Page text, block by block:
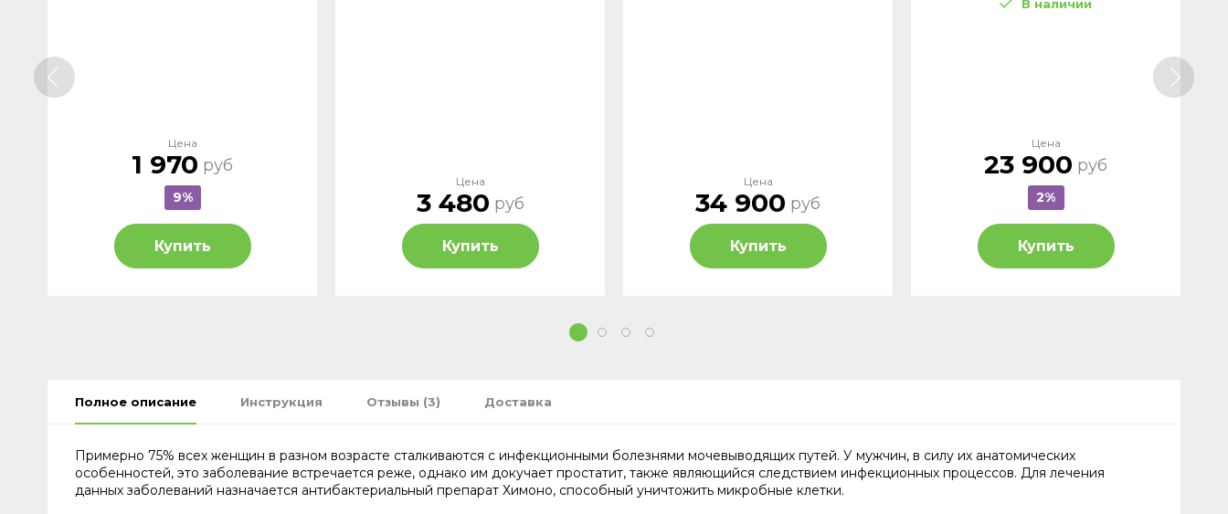
Цена
1 970 руб
9%
Купить
Цена
3 480 руб
Купить
Цена
34 900 руб
Купить
В наличии
Цена
23 900 руб
2%
Купить
Полное описание Инструкция Отзывы (3) Доставка
Примерно 75% всех женщин в разном возрасте сталкиваются с инфекционными болезнями мочевыводящих путей. У мужчин, в силу их анатомических
особенностей, это заболевание встречается реже, однако им докучает простатит, также являющийся следствием инфекционных процессов. Для лечения
данных заболеваний назначается антибактериальный препарат Химоно, способный уничтожить микробные клетки.